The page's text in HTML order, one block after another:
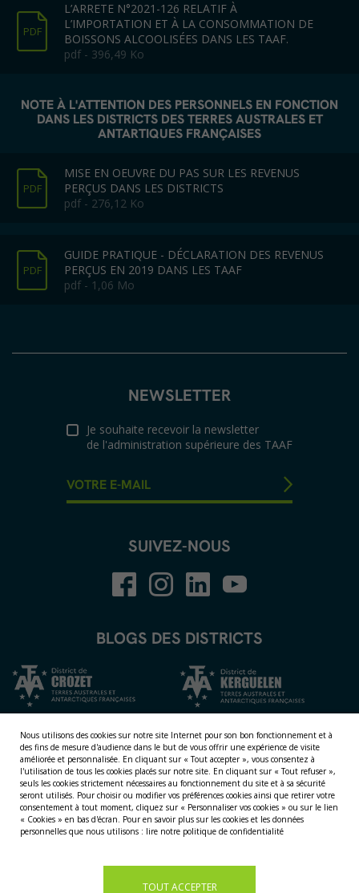
PDF
L’ARRETE N°2021-126 RELATIF À
L’IMPORTATION ET À LA CONSOMMATION DE
BOISSONS ALCOOLISÉES DANS LES TAAF.
pdf - 396,49 Ko
NOTE À L'ATTENTION DES PERSONNELS EN FONCTION
DANS LES DISTRICTS DES TERRES AUSTRALES ET
ANTARTIQUES FRANÇAISES
PDF
MISE EN OEUVRE DU PAS SUR LES REVENUS
PERÇUS DANS LES DISTRICTS
pdf - 276,12 Ko
PDF
GUIDE PRATIQUE - DÉCLARATION DES REVENUS
PERÇUS EN 2019 DANS LES TAAF
pdf - 1,06 Mo
NEWSLETTER
Je souhaite recevoir la newsletter
de l'administration supérieure des TAAF
SUIVEZ-NOUS
BLOGS DES DISTRICTS
NOS TERRITOIRES
Nous utilisons des cookies sur notre site Internet pour son bon fonctionnement et à
des fins de mesure d'audience dans le but de vous offrir une expérience de visite
améliorée et personnalisée. En cliquant sur « Tout accepter », vous consentez à
l'utilisation de tous les cookies placés sur notre site. En cliquant sur « Tout refuser »,
seuls les cookies strictement nécessaires au fonctionnement du site et à sa sécurité
seront utilisés. Pour choisir ou modifier vos préférences cookies ainsi que retirer votre
consentement à tout moment, cliquez sur « Personnaliser vos cookies » ou sur le lien
« Cookies » en bas d'écran. Pour en savoir plus sur les cookies et les données
personnelles que nous utilisons : lire notre politique de confidentialité
TOUT ACCEPTER